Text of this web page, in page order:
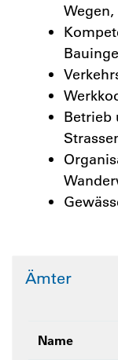
Betrieb
Ämter
Name